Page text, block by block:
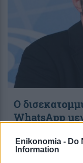
Enikonomia - Do
Information
Ο
WhatsApp